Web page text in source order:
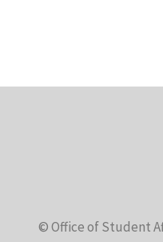
© Office of Student